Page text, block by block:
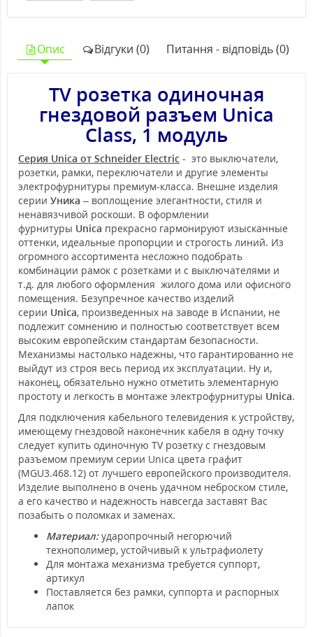
Опис Відгуки (0) Питання - відповідь (0)
TV розетка одиночная
гнездовой разъем Unica
Class, 1 модуль
Серия Unica от Schneider Electric - это выключатели,
розетки, рамки, переключатели и другие элементы
электрофурнитуры премиум-класса. Внешне изделия
серии Уника – воплощение элегантности, стиля и
ненавязчивой роскоши. В оформлении
фурнитуры Unica прекрасно гармонируют изысканные
оттенки, идеальные пропорции и строгость линий. Из
огромного ассортимента несложно подобрать
комбинации рамок с розетками и с выключателями и
т.д. для любого оформления жилого дома или офисного
помещения. Безупречное качество изделий
серии Unica, произведенных на заводе в Испании, не
подлежит сомнению и полностью соответствует всем
высоким европейским стандартам безопасности.
Механизмы настолько надежны, что гарантированно не
выйдут из строя весь период их эксплуатации. Ну и,
наконец, обязательно нужно отметить элементарную
простоту и легкость в монтаже электрофурнитуры Unica.
Для подключения кабельного телевидения к устройству,
имеющему гнездовой наконечник кабеля в одну точку
следует купить одиночную TV розетку с гнездовым
разъемом премиум серии Unica цвета графит
(MGU3.468.12) от лучшего европейского производителя.
Изделие выполнено в очень удачном неброском стиле,
а его качество и надежность навсегда заставят Вас
позабыть о поломках и заменах.
Материал:ударопрочный негорючий
технополимер, устойчивый к ультрафиолету
Для монтажа механизма требуется суппорт,
артикул
Поставляется без рамки, суппорта и распорных
лапок